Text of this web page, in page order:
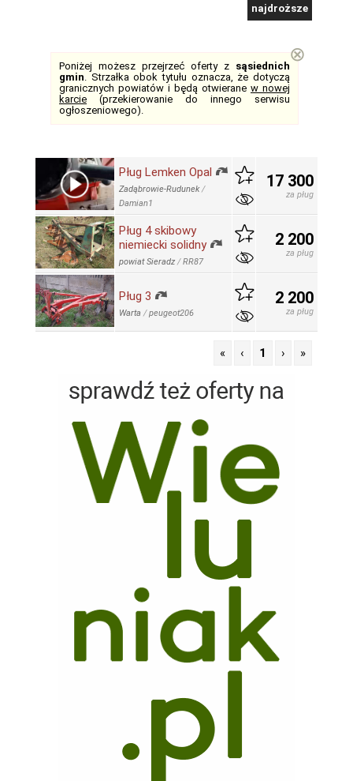
najdroższe
Poniżej możesz przejrzeć oferty z sąsiednich
gmin. Strzałka obok tytułu oznacza, że dotyczą
granicznych powiatów i będą otwierane w nowej
karcie (przekierowanie do innego serwisu
ogłoszeniowego).
⊗
Pług Lemken Opal
Zadąbrowie-Rudunek/
Damian1
17 300
za pług
Pług 4 skibowy
niemiecki solidny
powiat Sieradz /RR87
2 200
za pług
Pług 3
Warta /peugeot206
2 200
za pług
« ‹ 1 › »